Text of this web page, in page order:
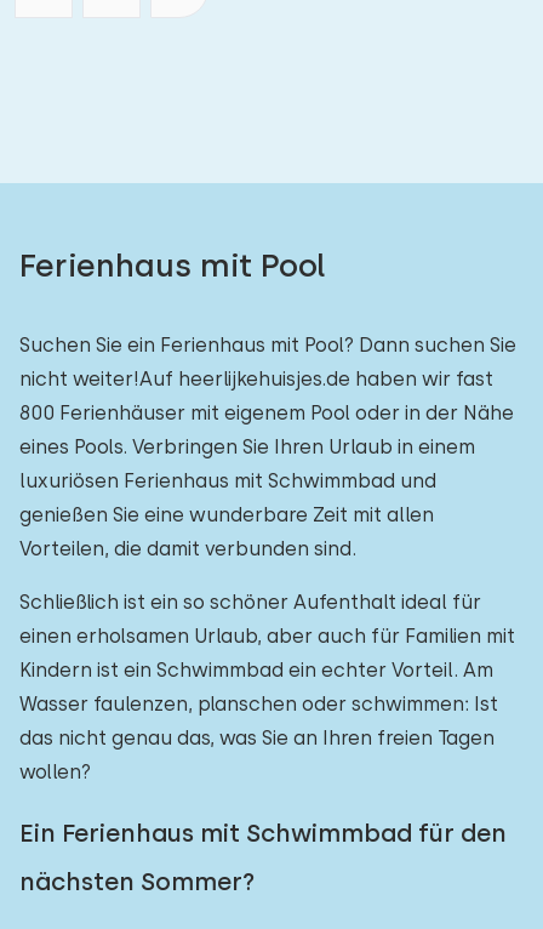
Ferienhaus mit Pool
Suchen Sie ein Ferienhaus mit Pool? Dann suchen Sie
nicht weiter!Auf heerlijkehuisjes.de haben wir fast
800 Ferienhäuser mit eigenem Pool oder in der Nähe
eines Pools. Verbringen Sie Ihren Urlaub in einem
luxuriösen Ferienhaus mit Schwimmbad und
genießen Sie eine wunderbare Zeit mit allen
Vorteilen, die damit verbunden sind.
Schließlich ist ein so schöner Aufenthalt ideal für
einen erholsamen Urlaub, aber auch für Familien mit
Kindern ist ein Schwimmbad ein echter Vorteil. Am
Wasser faulenzen, planschen oder schwimmen: Ist
das nicht genau das, was Sie an Ihren freien Tagen
wollen?
Ein Ferienhaus mit Schwimmbad für den
nächsten Sommer?